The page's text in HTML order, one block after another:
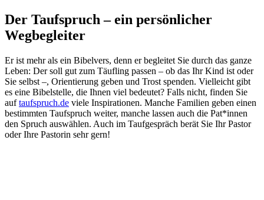
Der Taufspruch – ein persönlicher
Wegbegleiter
Er ist mehr als ein Bibelvers, denn er begleitet Sie durch das ganze
Leben: Der soll gut zum Täufling passen – ob das Ihr Kind ist oder
Sie selbst –, Orientierung geben und Trost spenden. Vielleicht gibt
es eine Bibelstelle, die Ihnen viel bedeutet? Falls nicht, finden Sie
auftaufspruch.de viele Inspirationen. Manche Familien geben einen
bestimmten Taufspruch weiter, manche lassen auch die Pat*innen
den Spruch auswählen. Auch im Taufgespräch berät Sie Ihr Pastor
oder Ihre Pastorin sehr gern!